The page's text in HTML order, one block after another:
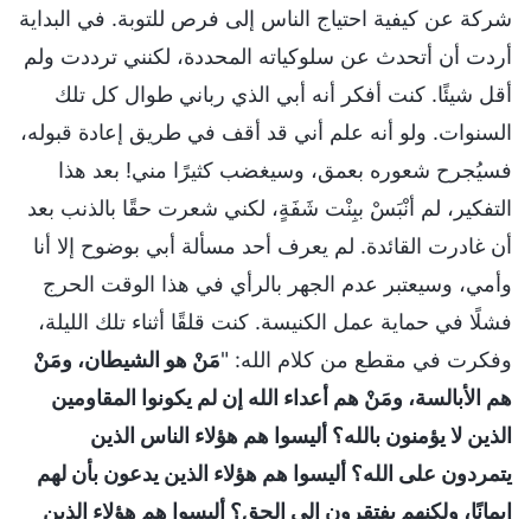
شركة عن كيفية احتياج الناس إلى فرص للتوبة. في البداية
أردت أن أتحدث عن سلوكياته المحددة، لكنني ترددت ولم
أقل شيئًا. كنت أفكر أنه أبي الذي رباني طوال كل تلك
السنوات. ولو أنه علم أني قد أقف في طريق إعادة قبوله،
فسيُجرح شعوره بعمق، وسيغضب كثيرًا مني! بعد هذا
التفكير، لم أنْبَسْ ببِنْت شَفَةٍ، لكني شعرت حقًا بالذنب بعد
أن غادرت القائدة. لم يعرف أحد مسألة أبي بوضوح إلا أنا
وأمي، وسيعتبر عدم الجهر بالرأي في هذا الوقت الحرج
فشلًا في حماية عمل الكنيسة. كنت قلقًا أثناء تلك الليلة،
وفكرت في مقطع من كلام الله: "مَنْ هو الشيطان، ومَنْ
هم الأبالسة، ومَنْ هم أعداء الله إن لم يكونوا المقاومين
الذين لا يؤمنون بالله؟ أليسوا هم هؤلاء الناس الذين
يتمردون على الله؟ أليسوا هم هؤلاء الذين يدعون بأن لهم
إيمانًا، ولكنهم يفتقرون إلى الحق؟ أليسوا هم هؤلاء الذين